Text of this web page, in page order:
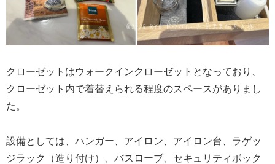
クローゼットはウォークインクローゼットとなっており、
クローゼット内で着替えられる程度のスペースがありまし
た。
設備としては、ハンガー、アイロン、アイロン台、ラゲッ
ジラック（造り付け）、バスローブ、セキュリティボック